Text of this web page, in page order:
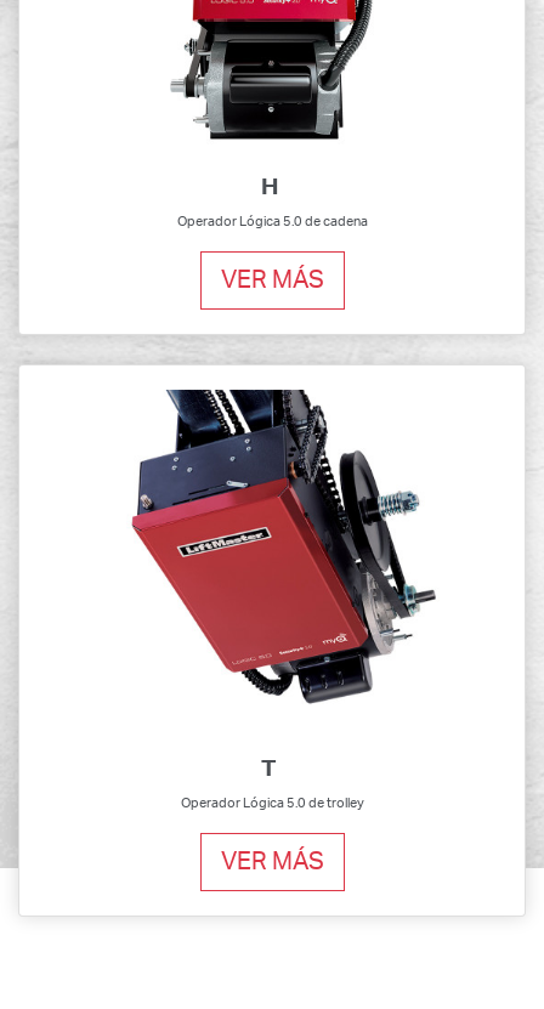
H
Operador Lógica 5.0 de cadena
VER MÁS
T
Operador Lógica 5.0 de trolley
VER MÁS